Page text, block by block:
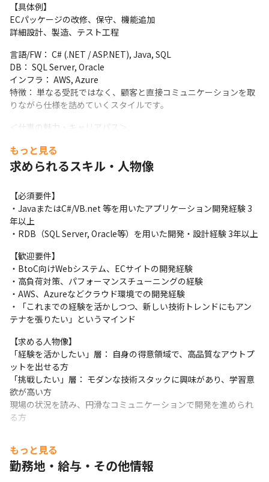
【具体例】
ECパッケージの改修、保守、機能追加
詳細設計、製造、テスト工程
言語/FW： C# (.NET / ASP.NET), Java, SQL
DB： SQL Server, Oracle
インフラ： AWS, Azure
特徴： 単なる受託ではなく、顧客と直接コミュニケーションを取
りながら仕様を詰めていくスタイルです。
＜仕事の魅力・キャリアパス＞
は、当社が強みとするモダン技術案件への挑戦も可能です。「一
生同じ言語」でもなく「いきなり全てを変える」でもない、グラ
もっと見る
求められるスキル・人物像
【必須要件】
・JavaまたはC#/VB.net 等を用いたアプリケーション開発経験 3
年以上
・RDB（SQL Server, Oracle等）を用いた開発・設計経験 3年以上
【歓迎要件】
・BtoC向けWebシステム、ECサイトの開発経験
・高負荷対策、パフォーマンスチューニングの経験
・AWS、Azureなどクラウド環境での開発経験
・「これまでの経験を活かしつつ、新しい技術トレンドにもアン
テナを張りたい」というマインド
【求める人物像】
「経験を活かしたい」層： 自身の得意領域で、高品質なアウトプ
ットを出せる方
「挑戦したい」層： モダンな技術スタックに興味があり、学習意
欲が高い方
現場の状況を読み、円滑なコミュニケーションで開発を進められ
る方
もっと見る
勤務地・給与・その他情報